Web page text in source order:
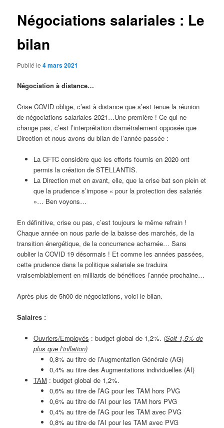
Négociations salariales : Le
bilan
Publié le4 mars 2021
Négociation à distance…
Crise COVID oblige, c’est à distance que s’est tenue la réunion
de négociations salariales 2021…Une première ! Ce qui ne
change pas, c’est l’interprétation diamétralement opposée que
Direction et nous avons du bilan de l’année passée :
La CFTC considère que les efforts fournis en 2020 ont
permis la création de STELLANTIS.
La Direction met en avant, elle, que la crise bat son plein et
que la prudence s’impose « pour la protection des salariés
»… Ben voyons…
En définitive, crise ou pas, c’est toujours le même refrain !
Chaque année on nous parle de la baisse des marchés, de la
transition énergétique, de la concurrence acharnée… Sans
oublier la COVID 19 désormais ! Et comme les années passées,
cette prudence dans la politique salariale se traduira
vraisemblablement en milliards de bénéfices l’année prochaine…
Après plus de 5h00 de négociations, voici le bilan.
Salaires :
Ouvriers/Employés : budget global de 1,2%. (Soit 1,5% de
plus que l’inflation)
0,8% au titre de l’Augmentation Générale (AG)
0,4% au titre des Augmentations individuelles (AI)
TAM : budget global de 1,2%.
0,6% au titre de l’AG pour les TAM hors PVG
0,6% au titre de l’AI pour les TAM hors PVG
0,4% au titre de l’AG pour les TAM avec PVG
0,8% au titre de l’AI pour les TAM avec PVG